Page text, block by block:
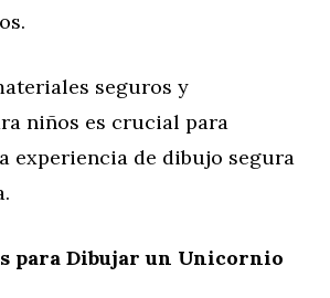
seguros y
niños es crucial para
experiencia de dibujo segura
para Dibujar un Unicornio